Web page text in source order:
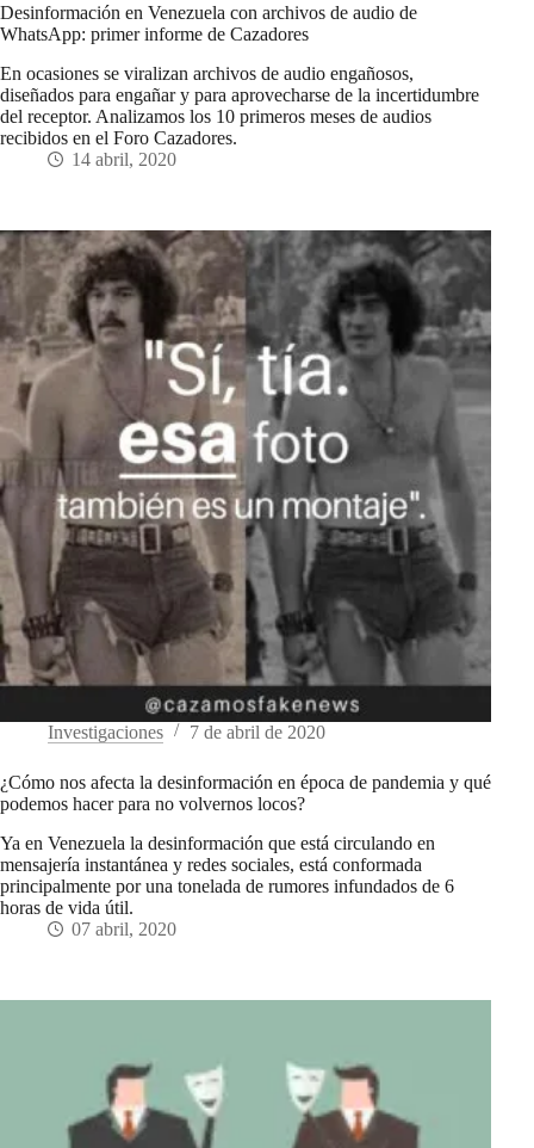
Desinformación en Venezuela con archivos de audio de
WhatsApp: primer informe de Cazadores
En ocasiones se viralizan archivos de audio engañosos,
diseñados para engañar y para aprovecharse de la incertidumbre
del receptor. Analizamos los 10 primeros meses de audios
recibidos en el Foro Cazadores.
14 abril, 2020
Investigaciones 7 de abril de 2020
¿Cómo nos afecta la desinformación en época de pandemia y qué
podemos hacer para no volvernos locos?
Ya en Venezuela la desinformación que está circulando en
mensajería instantánea y redes sociales, está conformada
principalmente por una tonelada de rumores infundados de 6
horas de vida útil.
07 abril, 2020